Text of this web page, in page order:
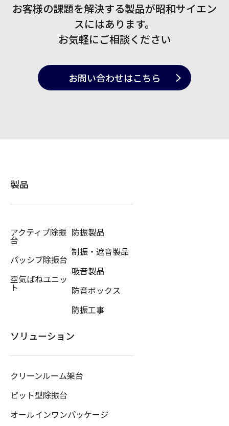
お客様の課題を解決する製品が昭和サイエン
スにはあります。
お気軽にご相談ください
お問い合わせはこちら
製品
アクティブ除振
台
パッシブ除振台
空気ばねユニッ
ト
防振製品
制振・遮音製品
吸音製品
防音ボックス
防振工事
ソリューション
クリーンルーム架台
ピット型除振台
オールインワンパッケージ